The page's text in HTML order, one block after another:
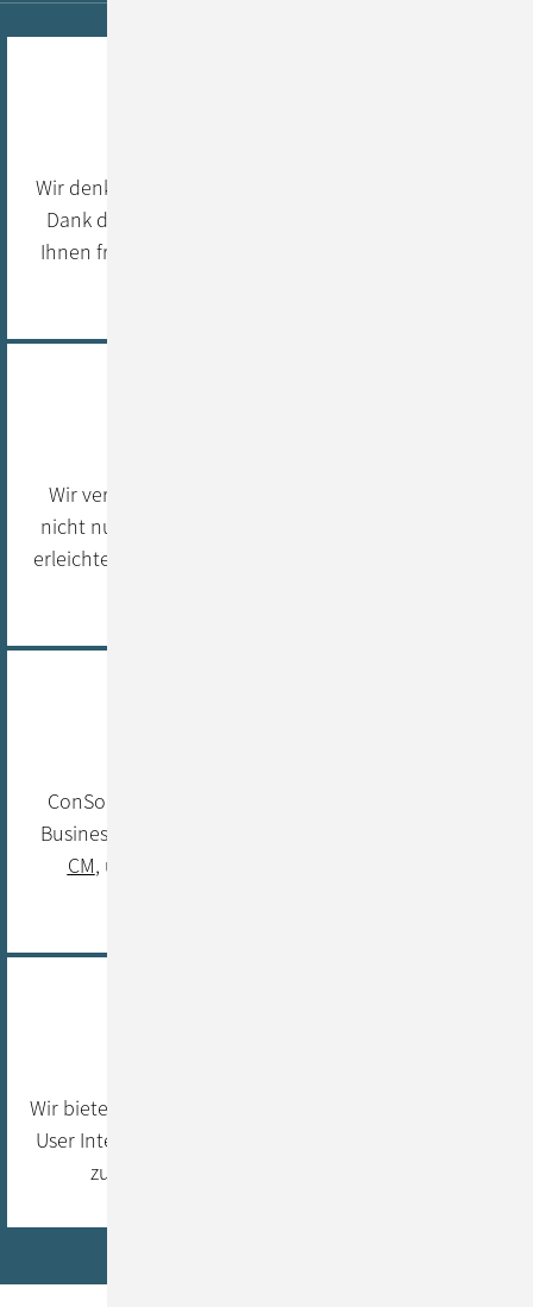
Wir denken UI & UX Design vom ersten Sprint an mit!
Dank dem Einsatz von agilen Methoden liefern wir
Ihnen frühzeitig ein erstes Minimum Viable Product
Wir verhelfen Ihnen zu einer Software-Lösung, die
nicht nur userorientiert ist, sondern auch die Arbeit
erleichtert, Prozesse optimiert und Ihre Produktivität
ConSol verfügt über Projekterfahrung in fast allen
Business-Domänen. Unser eigenes Produkt,
CM, überzeugt durch seine durchdachte User
Wir bieten umfassenden Service aus einer Hand: Vom
User Interface Design in unserer Inhouse-Agentur bis
zur Entwicklung im Back- und Frontend.